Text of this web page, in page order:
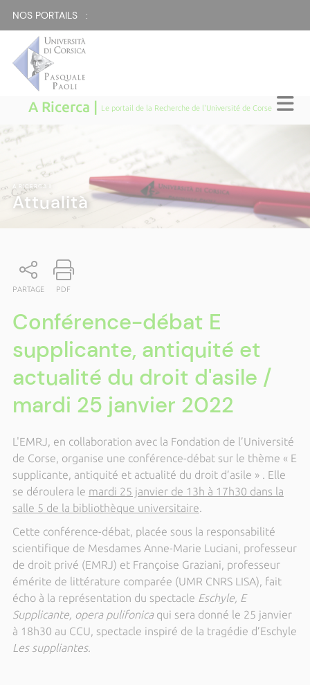
NOS PORTAILS :
A Ricerca | Le portail de la Recherche de l'Université de Corse
A RICERCA
Attualità
PARTAGE PDF
Conférence-débat E
supplicante, antiquité et
actualité du droit d'asile /
mardi 25 janvier 2022
L'EMRJ, en collaboration avec la Fondation de l’Université
de Corse, organise une conférence-débat sur le thème « E
supplicante, antiquité et actualité du droit d’asile » . Elle
se déroulera le mardi 25 janvier de 13h à 17h30 dans la
salle 5 de la bibliothèque universitaire.
Cette conférence-débat, placée sous la responsabilité
scientifique de Mesdames Anne-Marie Luciani, professeur
de droit privé (EMRJ) et Françoise Graziani, professeur
émérite de littérature comparée (UMR CNRS LISA), fait
écho à la représentation du spectacle Eschyle, E
Supplicante, opera pulifonicaqui sera donné le 25 janvier
à 18h30 au CCU, spectacle inspiré de la tragédie d’Eschyle
Les suppliantes.